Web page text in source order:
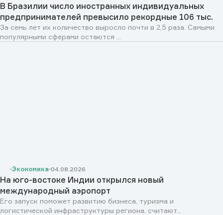
В Бразилии число иностранных индивидуальных
предпринимателей превысило рекордные 106 тыс.
За семь лет их количество выросло почти в 2,5 раза. Самыми
популярными сферами остаются ...
Экономика 04.08.2026
На юго-востоке Индии открылся новый
международный аэропорт
Его запуск поможет развитию бизнеса, туризма и
логистической инфраструктуры региона, считают...